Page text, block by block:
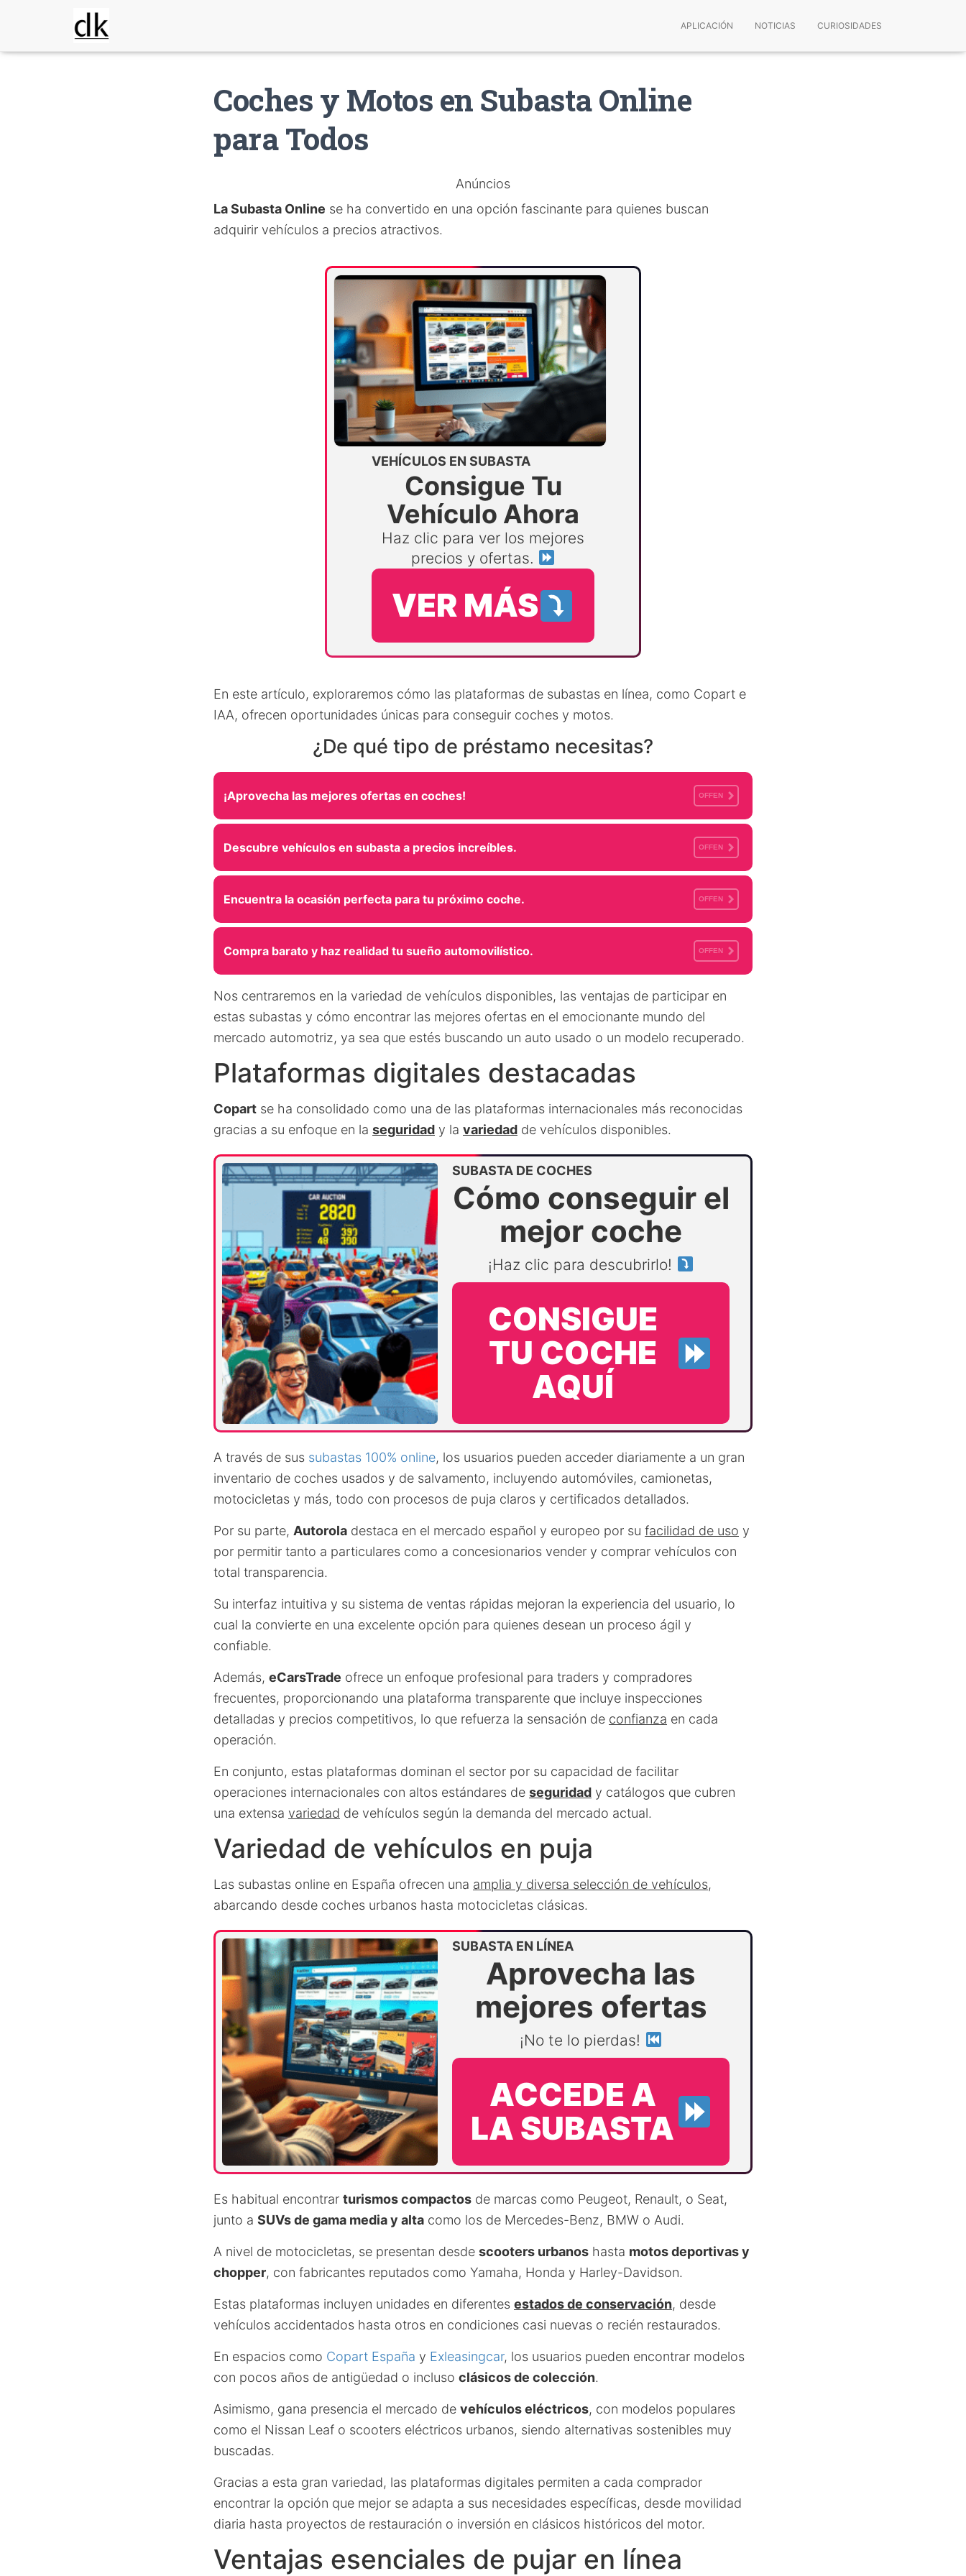
APLICACIÓN NOTICIAS CURIOSIDADES
Coches y Motos en Subasta Online
para Todos
Anúncios
La Subasta Online se ha convertido en una opción fascinante para quienes buscan
adquirir vehículos a precios atractivos.
VEHÍCULOS EN SUBASTA
Consigue Tu
Vehículo Ahora
Haz clic para ver los mejores
precios y ofertas.
VER MÁS
En este artículo, exploraremos cómo las plataformas de subastas en línea, como Copart e
IAA, ofrecen oportunidades únicas para conseguir coches y motos.
¿De qué tipo de préstamo necesitas?
¡Aprovecha las mejores ofertas en coches! OFFEN
Descubre vehículos en subasta a precios increíbles. OFFEN
Encuentra la ocasión perfecta para tu próximo coche. OFFEN
Compra barato y haz realidad tu sueño automovilístico. OFFEN
Nos centraremos en la variedad de vehículos disponibles, las ventajas de participar en
estas subastas y cómo encontrar las mejores ofertas en el emocionante mundo del
mercado automotriz, ya sea que estés buscando un auto usado o un modelo recuperado.
Plataformas digitales destacadas
Copart se ha consolidado como una de las plataformas internacionales más reconocidas
gracias a su enfoque en la seguridad y la variedad de vehículos disponibles.
SUBASTA DE COCHES
Cómo conseguir el
mejor coche
¡Haz clic para descubrirlo!
CONSIGUE
TU COCHE
AQUÍ
A través de sus subastas 100% online, los usuarios pueden acceder diariamente a un gran
inventario de coches usados y de salvamento, incluyendo automóviles, camionetas,
motocicletas y más, todo con procesos de puja claros y certificados detallados.
Por su parte, Autorola destaca en el mercado español y europeo por su facilidad de uso y
por permitir tanto a particulares como a concesionarios vender y comprar vehículos con
total transparencia.
Su interfaz intuitiva y su sistema de ventas rápidas mejoran la experiencia del usuario, lo
cual la convierte en una excelente opción para quienes desean un proceso ágil y
confiable.
Además, eCarsTrade ofrece un enfoque profesional para traders y compradores
frecuentes, proporcionando una plataforma transparente que incluye inspecciones
detalladas y precios competitivos, lo que refuerza la sensación de confianza en cada
operación.
En conjunto, estas plataformas dominan el sector por su capacidad de facilitar
operaciones internacionales con altos estándares de seguridad y catálogos que cubren
una extensa variedad de vehículos según la demanda del mercado actual.
Variedad de vehículos en puja
Las subastas online en España ofrecen una amplia y diversa selección de vehículos,
abarcando desde coches urbanos hasta motocicletas clásicas.
SUBASTA EN LÍNEA
Aprovecha las
mejores ofertas
¡No te lo pierdas!
ACCEDE A
LA SUBASTA
Es habitual encontrar turismos compactos de marcas como Peugeot, Renault, o Seat,
junto a SUVs de gama media y alta como los de Mercedes-Benz, BMW o Audi.
A nivel de motocicletas, se presentan desde scooters urbanos hasta motos deportivas y
chopper, con fabricantes reputados como Yamaha, Honda y Harley-Davidson.
Estas plataformas incluyen unidades en diferentes estados de conservación, desde
vehículos accidentados hasta otros en condiciones casi nuevas o recién restaurados.
En espacios como Copart España y Exleasingcar, los usuarios pueden encontrar modelos
con pocos años de antigüedad o incluso clásicos de colección.
Asimismo, gana presencia el mercado de vehículos eléctricos, con modelos populares
como el Nissan Leaf o scooters eléctricos urbanos, siendo alternativas sostenibles muy
buscadas.
Gracias a esta gran variedad, las plataformas digitales permiten a cada comprador
encontrar la opción que mejor se adapta a sus necesidades específicas, desde movilidad
diaria hasta proyectos de restauración o inversión en clásicos históricos del motor.
Ventajas esenciales de pujar en línea